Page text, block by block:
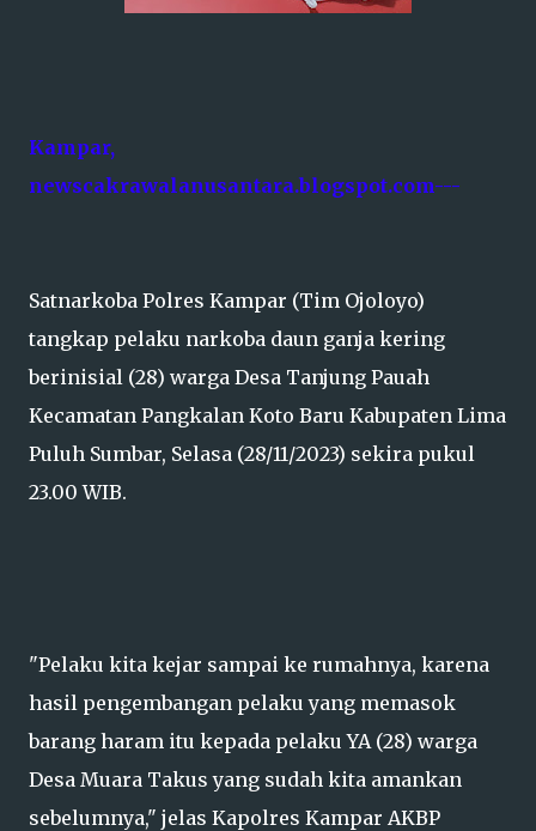
Kampar,
newscakrawalanusantara.blogspot.com---
Satnarkoba Polres Kampar (Tim Ojoloyo)
tangkap pelaku narkoba daun ganja kering
berinisial (28) warga Desa Tanjung Pauah
Kecamatan Pangkalan Koto Baru Kabupaten Lima
Puluh Sumbar, Selasa (28/11/2023) sekira pukul
23.00 WIB.
"Pelaku kita kejar sampai ke rumahnya, karena
hasil pengembangan pelaku yang memasok
barang haram itu kepada pelaku YA (28) warga
Desa Muara Takus yang sudah kita amankan
sebelumnya," jelas Kapolres Kampar AKBP